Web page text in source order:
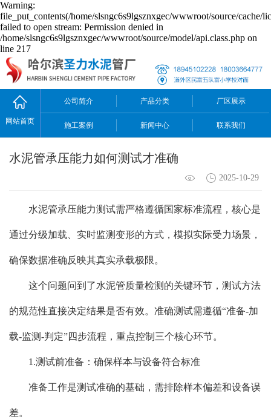
Warning:
file_put_contents(/home/slsngc6s9lgsznxgec/wwwroot/source/cache/
failed to open stream: Permission denied in
/home/slsngc6s9lgsznxgec/wwwroot/source/model/api.class.php on
line 217
网站首页
公司简介 产品分类 厂区展示
施工案例 新闻中心 联系我们
水泥管承压能力如何测试才准确
2025-10-29
水泥管承压能力测试需严格遵循国家标准流程，核心是
通过分级加载、实时监测变形的方式，模拟实际受力场景，
确保数据准确反映其真实承载极限。
这个问题问到了水泥管质量检测的关键环节，测试方法
的规范性直接决定结果是否有效。准确测试需遵循“准备-加
载-监测-判定”四步流程，重点控制三个核心环节。
1.测试前准备：确保样本与设备符合标准
准备工作是测试准确的基础，需排除样本偏差和设备误
差。